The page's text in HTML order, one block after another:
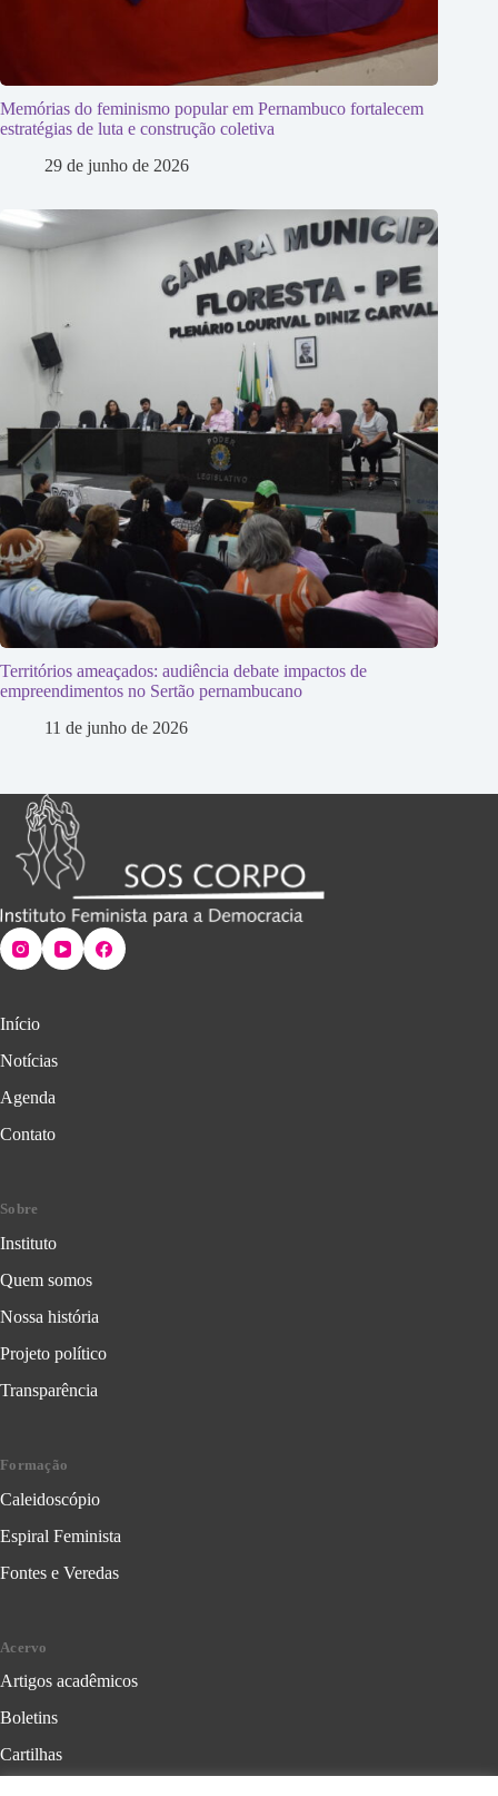
Memórias do feminismo popular em Pernambuco fortalecem
estratégias de luta e construção coletiva
29 de junho de 2026
Territórios ameaçados: audiência debate impactos de
empreendimentos no Sertão pernambucano
11 de junho de 2026
Início
Notícias
Agenda
Contato
Sobre
Instituto
Quem somos
Nossa história
Projeto político
Transparência
Formação
Caleidoscópio
Espiral Feminista
Fontes e Veredas
Acervo
Artigos acadêmicos
Boletins
Cartilhas